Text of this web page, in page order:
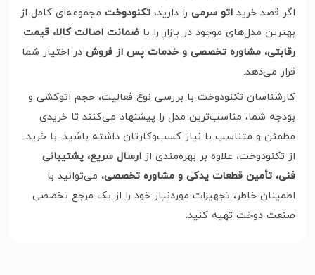
اگر قصد خرید اتو سرمی را دارید، تکنودوخت مجموعه‌ای کامل از
بهترین مدل‌های موجود در بازار را با ضمانت اصالت کالا، قیمت
رقابتی، مشاوره تخصصی و خدمات پس از فروش در اختیار شما
قرار می‌دهد.
کارشناسان تکنودوخت با بررسی نوع فعالیت، حجم اتوکشی و
بودجه شما، مناسب‌ترین مدل را پیشنهاد می‌کنند تا خریدی
مطمئن و متناسب با نیاز کسب‌وکارتان داشته باشید. با خرید
از تکنودوخت، علاوه بر بهره‌مندی از ارسال سریع، پشتیبانی
فنی، تأمین قطعات یدکی و مشاوره تخصصی، می‌توانید با
اطمینان خاطر، تجهیزات موردنیاز خود را از یک مرجع تخصصی
صنعت دوخت تهیه کنید.